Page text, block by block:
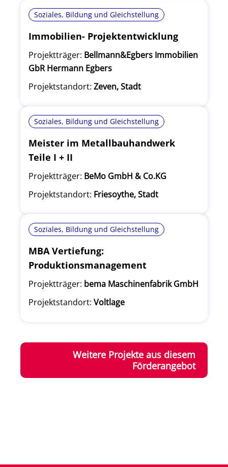
Soziales, Bildung und Gleichstellung
Immobilien- Projektentwicklung
Projektträger: Bellmann&Egbers Immobilien
GbR Hermann Egbers
Projektstandort: Zeven, Stadt
Soziales, Bildung und Gleichstellung
Meister im Metallbauhandwerk
Teile I + II
Projektträger: BeMo GmbH & Co.KG
Projektstandort: Friesoythe, Stadt
Soziales, Bildung und Gleichstellung
MBA Vertiefung:
Produktionsmanagement
Projektträger: bema Maschinenfabrik GmbH
Projektstandort: Voltlage
Weitere Projekte aus diesem
Förderangebot